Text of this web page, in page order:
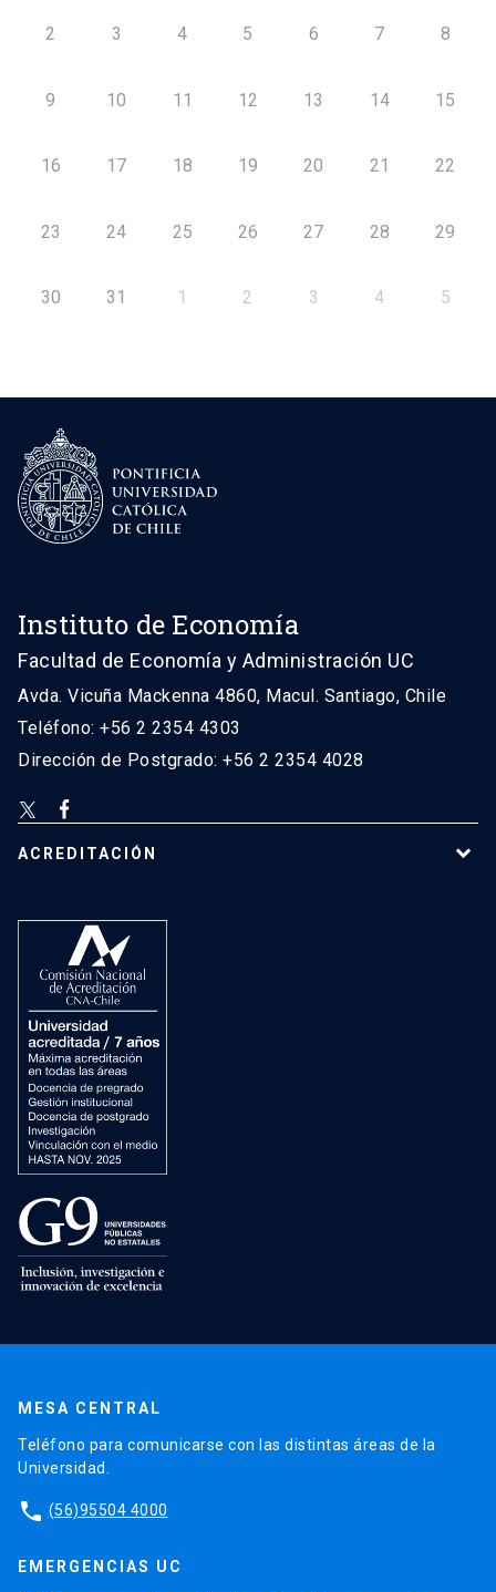
2 3 4 5 6 7 8
9 10 11 12 13 14 15
16 17 18 19 20 21 22
23 24 25 26 27 28 29
30 31 1 2 3 4 5
Instituto de Economía
Facultad de Economía y Administración UC
Avda. Vicuña Mackenna 4860, Macul. Santiago, Chile
Teléfono: +56 2 2354 4303
Dirección de Postgrado: +56 2 2354 4028
ACREDITACIÓN
MESA CENTRAL
Teléfono para comunicarse con las distintas áreas de la
Universidad.
phone (56)95504 4000
EMERGENCIAS UC